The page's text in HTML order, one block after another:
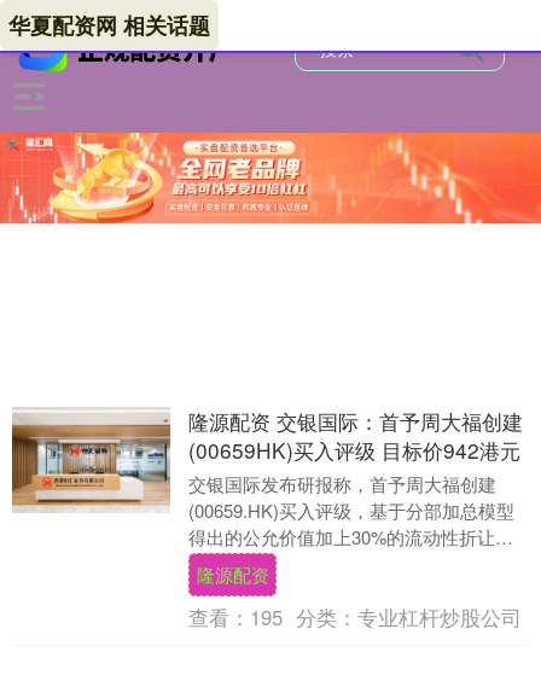
华夏配资网 相关话题
隆源配资 交银国际：首予周大福创建
(00659HK)买入评级 目标价942港元
交银国际发布研报称，首予周大福创建
(00659.HK)买入评级，基于分部加总模型
得出的公允价值加上30%的流动性折让，
该行首予目标价9.42港元。周大福创建
(前....
隆源配资
查看： 195 分类： 专业杠杆炒股公司